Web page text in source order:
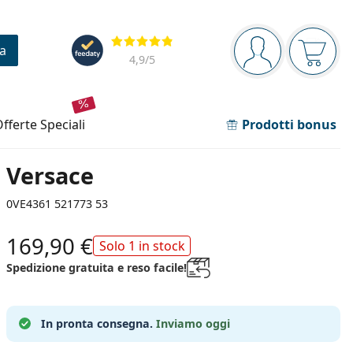
Barra di navigazione
sei connesso
Il
Valutazione
4,9/5
offerte speciali Prodotti bonus
Versace
0VE4361 521773 53
169,90 € Solo 1 in stock
Spedizione gratuita e reso facile!
In pronta consegna. Inviamo oggi